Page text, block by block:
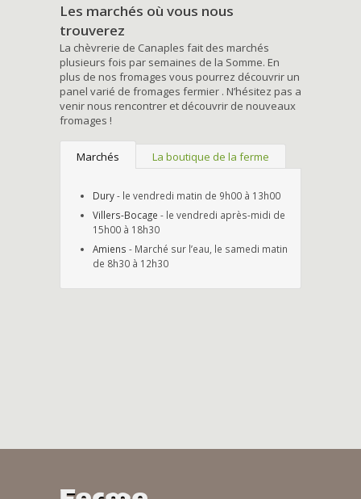
Les marchés où vous nous
trouverez
La chèvrerie de Canaples fait des marchés
plusieurs fois par semaines de la Somme. En
plus de nos fromages vous pourrez découvrir un
panel varié de fromages fermier . N’hésitez pas a
venir nous rencontrer et découvrir de nouveaux
fromages !
Marchés La boutique de la ferme
Dury- le vendredi matin de 9h00 à 13h00
Villers-Bocage - le vendredi après-midi de
15h00 à 18h30
Amiens - Marché sur l’eau, le samedi matin
de 8h30 à 12h30
Ferme